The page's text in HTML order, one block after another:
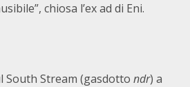
chiosa l’ex ad di Eni.
South Stream (gasdotto ndr) a